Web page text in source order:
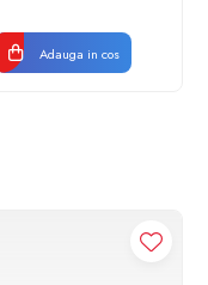
Adauga in cos